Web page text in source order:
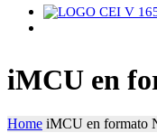
iMCU en
Home iMCU en formato